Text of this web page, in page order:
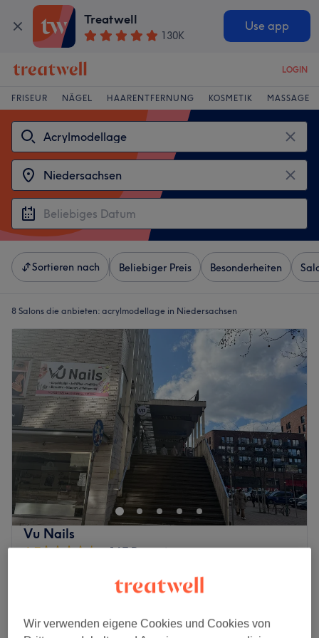
Treatwell
130K
Use app
LOGIN
FRISEUR NÄGEL HAARENTFERNUNG KOSMETIK MASSAGE
Sortieren nach Beliebiger Preis Besonderheiten
8 Salons die anbieten: acrylmodellage in Niedersachsen
Vu Nails
4,7
167 Bewertungen
Auffüllen Acryl / Gel
Nagelmodellage- Neues Set Acryl / Gel
Wir verwenden eigene Cookies und Cookies von